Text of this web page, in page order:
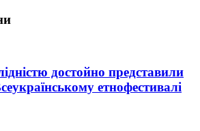
достойно представили
етнофестивалі